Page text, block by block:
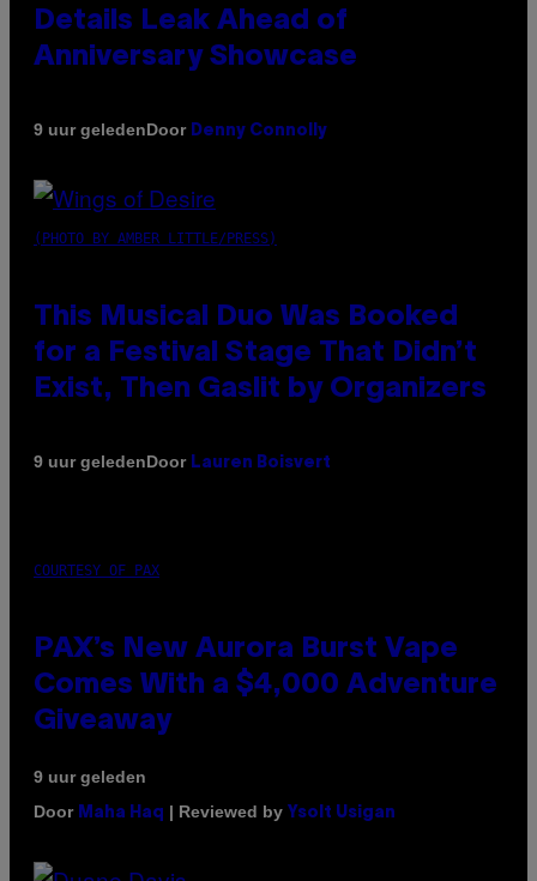
Details Leak Ahead of
Anniversary Showcase
9 uur geledenDoor Denny Connolly
(PHOTO BY AMBER LITTLE/PRESS)
This Musical Duo Was Booked
for a Festival Stage That Didn’t
Exist, Then Gaslit by Organizers
9 uur geledenDoor Lauren Boisvert
COURTESY OF PAX
PAX’s New Aurora Burst Vape
Comes With a $4,000 Adventure
Giveaway
9 uur geleden
Door Maha Haq | Reviewed by Ysolt Usigan